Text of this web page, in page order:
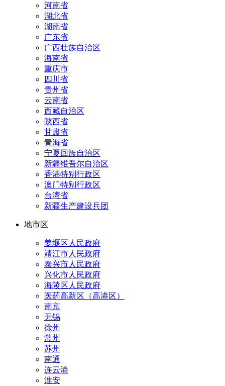
河南省
湖北省
湖南省
广东省
广西壮族自治区
海南省
重庆市
四川省
贵州省
云南省
西藏自治区
陕西省
甘肃省
青海省
宁夏回族自治区
新疆维吾尔自治区
香港特别行政区
澳门特别行政区
台湾省
新疆生产建设兵团
地市区
姜堰区人民政府
靖江市人民政府
泰兴市人民政府
兴化市人民政府
海陵区人民政府
医药高新区（高港区）
南京
无锡
徐州
常州
苏州
南通
连云港
淮安